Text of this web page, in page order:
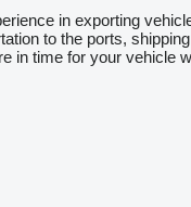
in exporting
to the ports,
in time for your vehicle